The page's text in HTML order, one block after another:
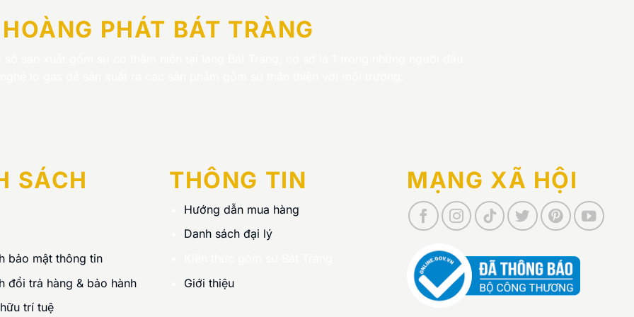
HOÀNG PHÁT BÁT TRÀNG
SÁCH
bảo mật thông tin
đổi trả hàng & bảo hành
trí tuệ
THÔNG TIN
Hướng dẫn mua hàng
Danh sách đại lý
Giới thiệu
MẠNG XÃ HỘI